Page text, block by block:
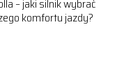
– jaki silnik wybrać
komfortu jazdy?